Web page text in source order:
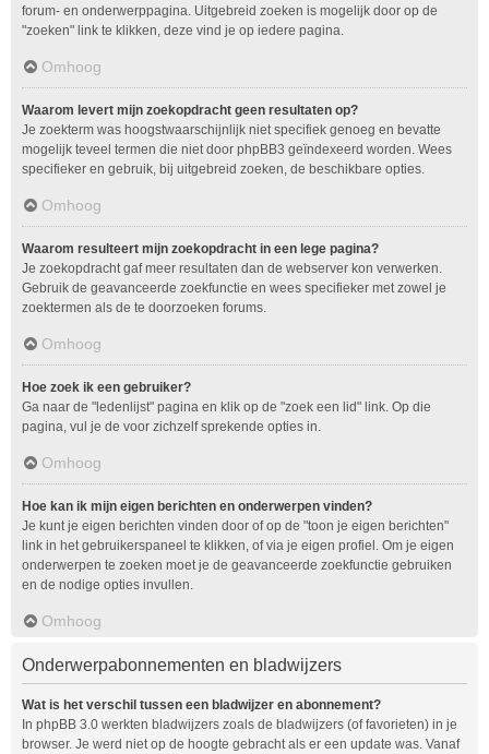
forum- en onderwerppagina. Uitgebreid zoeken is mogelijk door op de
"zoeken" link te klikken, deze vind je op iedere pagina.
Omhoog
Waarom levert mijn zoekopdracht geen resultaten op?
Je zoekterm was hoogstwaarschijnlijk niet specifiek genoeg en bevatte
mogelijk teveel termen die niet door phpBB3 geïndexeerd worden. Wees
specifieker en gebruik, bij uitgebreid zoeken, de beschikbare opties.
Omhoog
Waarom resulteert mijn zoekopdracht in een lege pagina?
Je zoekopdracht gaf meer resultaten dan de webserver kon verwerken.
Gebruik de geavanceerde zoekfunctie en wees specifieker met zowel je
zoektermen als de te doorzoeken forums.
Omhoog
Hoe zoek ik een gebruiker?
Ga naar de "ledenlijst" pagina en klik op de "zoek een lid" link. Op die
pagina, vul je de voor zichzelf sprekende opties in.
Omhoog
Hoe kan ik mijn eigen berichten en onderwerpen vinden?
Je kunt je eigen berichten vinden door of op de "toon je eigen berichten"
link in het gebruikerspaneel te klikken, of via je eigen profiel. Om je eigen
onderwerpen te zoeken moet je de geavanceerde zoekfunctie gebruiken
en de nodige opties invullen.
Omhoog
Onderwerpabonnementen en bladwijzers
Wat is het verschil tussen een bladwijzer en abonnement?
In phpBB 3.0 werkten bladwijzers zoals de bladwijzers (of favorieten) in je
browser. Je werd niet op de hoogte gebracht als er een update was. Vanaf